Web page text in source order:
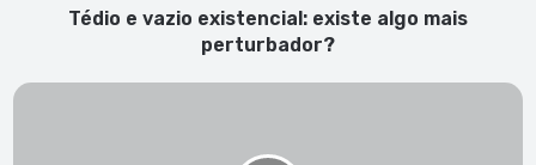
Tédio e vazio existencial: existe algo mais
perturbador?
Mãe